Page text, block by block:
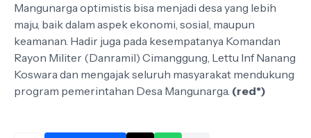
Mangunarga optimistis bisa menjadi desa yang lebih
maju, baik dalam aspek ekonomi, sosial, maupun
keamanan. Hadir juga pada kesempatanya Komandan
Rayon Militer (Danramil) Cimanggung, Lettu Inf Nanang
Koswara dan mengajak seluruh masyarakat mendukung
program pemerintahan Desa Mangunarga. (red*)